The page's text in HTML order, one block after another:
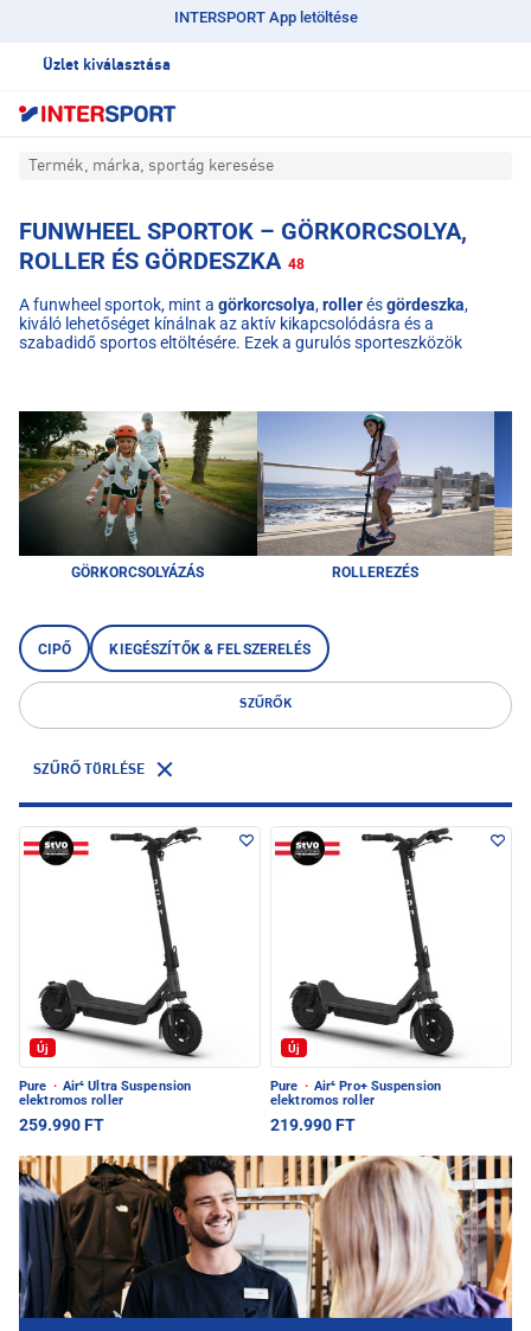
INTERSPORT App letöltése
Üzlet kiválasztása
Termék, márka, sportág keresése
FUNWHEEL SPORTOK – GÖRKORCSOLYA,
ROLLER ÉS GÖRDESZKA 48
A funwheel sportok, mint a görkorcsolya,rollerésgördeszka,
kiváló lehetőséget kínálnak az aktív kikapcsolódásra és a
szabadidő sportos eltöltésére. Ezek a gurulós sporteszközök
kezdőknek és haladóknak egyaránt. Fedezd fel a funwheel sportok
világát, és válaszd ki a számodra legmegfelelőbb eszközt.
GÖRKORCSOLYÁZÁS ROLLEREZÉS
CIPŐ KIEGÉSZÍTŐK & FELSZERELÉS
SZŰRŐK
SZŰRŐ TÖRLÉSE
Új
Pure · Air⁶ Ultra Suspension
elektromos roller
259.990 FT
Új
Pure · Air⁶ Pro+ Suspension
elektromos roller
219.990 FT